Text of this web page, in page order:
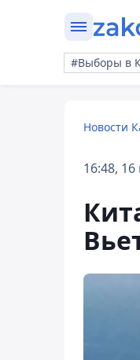
#Выборы в
Новости
16:48,